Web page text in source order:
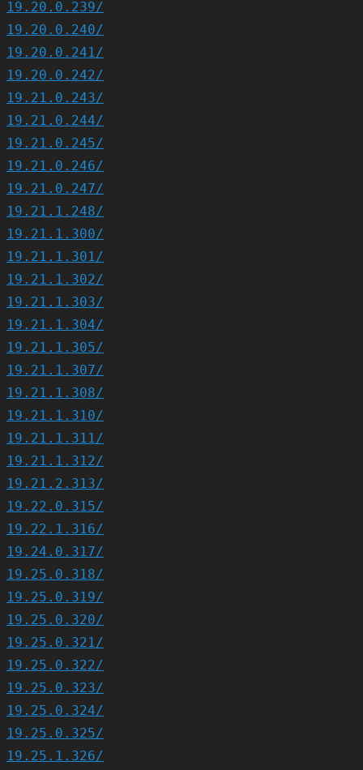
19.20.0.239/
19.20.0.240/
19.20.0.241/
19.20.0.242/
19.21.0.243/
19.21.0.244/
19.21.0.245/
19.21.0.246/
19.21.0.247/
19.21.1.248/
19.21.1.300/
19.21.1.301/
19.21.1.302/
19.21.1.303/
19.21.1.304/
19.21.1.305/
19.21.1.307/
19.21.1.308/
19.21.1.310/
19.21.1.311/
19.21.1.312/
19.21.2.313/
19.22.0.315/
19.22.1.316/
19.24.0.317/
19.25.0.318/
19.25.0.319/
19.25.0.320/
19.25.0.321/
19.25.0.322/
19.25.0.323/
19.25.0.324/
19.25.0.325/
19.25.1.326/